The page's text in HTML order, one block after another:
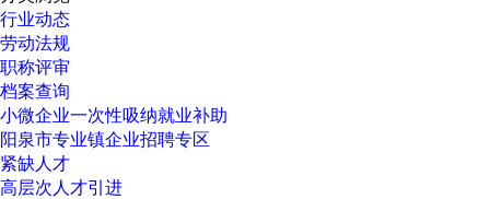
行业动态
劳动法规
职称评审
档案查询
小微企业一次性吸纳就业补助
阳泉市专业镇企业招聘专区
紧缺人才
高层次人才引进